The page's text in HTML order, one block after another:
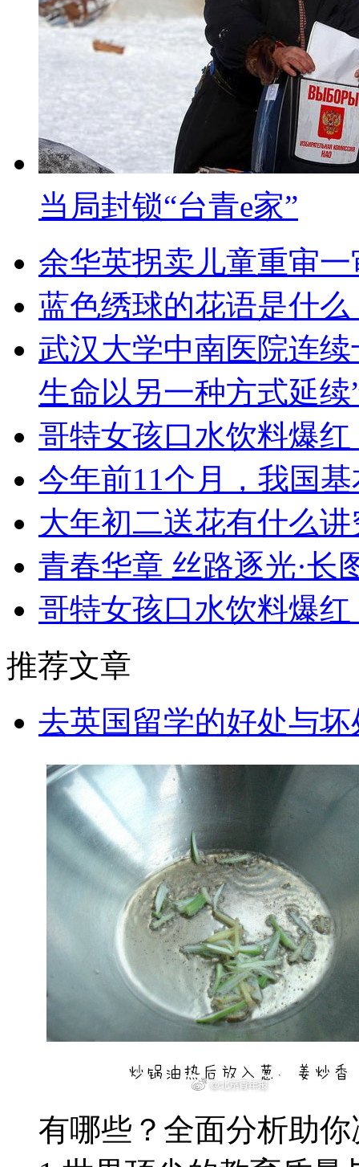
当局封锁“台青e家”
余华英拐卖儿童重审
蓝色绣球的花语是什么
武汉大学中南医院连
生命以另一种方式延续
哥特女孩口水饮料爆
今年前11个月，我国
大年初二送花有什么讲
青春华章 丝路逐光·长
哥特女孩口水饮料爆
推荐文章
去英国留学的好处与
有哪些？全面分析助